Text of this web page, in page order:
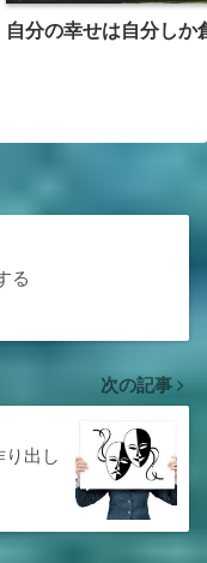
自分の幸せは自分しか
る
次の記事
出し